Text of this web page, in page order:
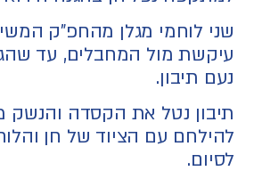
מגלן מהחפ"ק המשיכו
מול המחבלים, עד שהגיע
נטל את הקסדה והנשק מחן,
עם הציוד של חן והלוחמים